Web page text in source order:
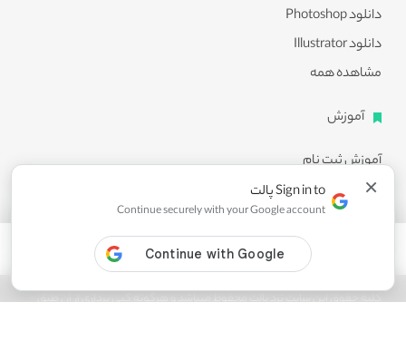
دانلود Photoshop
دانلود Illustrator
مشاهده همه
آموزش
آموزش ثبت نام
آموزش دانلود
آموزش ویرایش طرح ها
مشاهده همه
کلیه حقوق این سایت نزد پالت محفوظ میباشد و هرگونه کپی برداری از آن طبق
× Sign in to پالت
Continue securely with your Google account